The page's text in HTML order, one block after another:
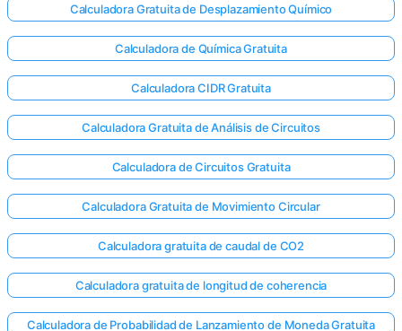
Calculadora Gratuita de Desplazamiento Químico
Calculadora de Química Gratuita
Calculadora CIDR Gratuita
Calculadora Gratuita de Análisis de Circuitos
Calculadora de Circuitos Gratuita
Calculadora Gratuita de Movimiento Circular
Calculadora gratuita de caudal de CO2
Calculadora gratuita de longitud de coherencia
Calculadora de Probabilidad de Lanzamiento de Moneda Gratuita